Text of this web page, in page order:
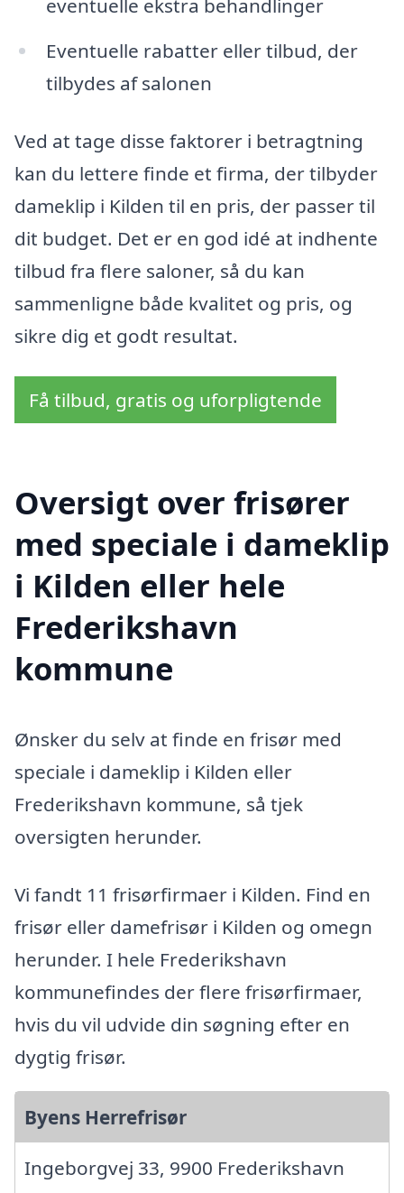
eventuelle ekstra behandlinger
Eventuelle rabatter eller tilbud, der
tilbydes af salonen
Ved at tage disse faktorer i betragtning
kan du lettere finde et firma, der tilbyder
dameklip i Kilden til en pris, der passer til
dit budget. Det er en god idé at indhente
tilbud fra flere saloner, så du kan
sammenligne både kvalitet og pris, og
sikre dig et godt resultat.
Få tilbud, gratis og uforpligtende
Oversigt over frisører
med speciale i dameklip
i Kilden eller hele
Frederikshavn
kommune
Ønsker du selv at finde en frisør med
speciale i dameklip i Kilden eller
Frederikshavn kommune, så tjek
oversigten herunder.
Vi fandt 11 frisørfirmaer i Kilden. Find en
frisør eller damefrisør i Kilden og omegn
herunder. I hele Frederikshavn
kommunefindes der flere frisørfirmaer,
hvis du vil udvide din søgning efter en
dygtig frisør.
Byens Herrefrisør
Ingeborgvej 33, 9900 Frederikshavn